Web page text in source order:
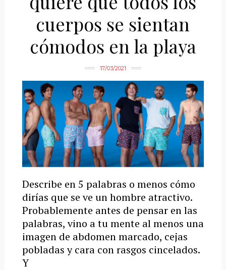
cuerpos se sientan
cómodos en la playa
17/03/2021
Describe en 5 palabras o menos cómo
dirías que se ve un hombre atractivo.
Probablemente antes de pensar en las
palabras, vino a tu mente al menos una
imagen de abdomen marcado, cejas
pobladas y cara con rasgos cincelados.
Y